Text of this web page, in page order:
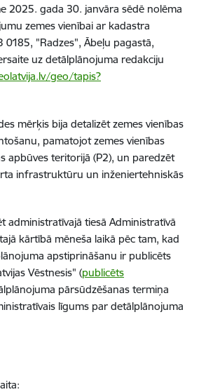
2025. gada 30. janvāra sēdē nolēma
zemes vienībai ar kadastra
"Radzes", Ābeļu pagastā,
uz detālplānojuma redakciju
geo/tapis?
mērķis bija detalizēt zemes vienības
pamatojot zemes vienības
apbūves teritorijā (P2), un paredzēt
infrastruktūru un inženiertehniskās
administratīvajā tiesā Administratīvā
kārtībā mēneša laikā pēc tam, kad
apstiprināšanu ir publicēts
Vēstnesis" (publicēts
pārsūdzēšanas termiņa
līgums par detālplānojuma